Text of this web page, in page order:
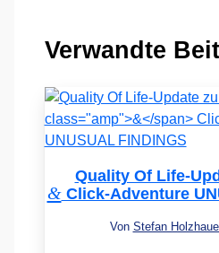
Verwandte
Quality Of Life-
&Click-Adventure
Von Stefan